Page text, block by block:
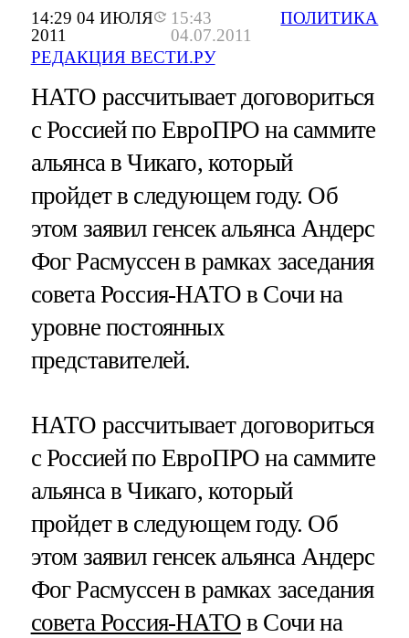
14:29 04 ИЮЛЯ
2011
15:43
04.07.2011
РЕДАКЦИЯ ВЕСТИ.РУ
ПОЛИТИКА
НАТО рассчитывает договориться
с Россией по ЕвроПРО на саммите
альянса в Чикаго, который
пройдет в следующем году. Об
этом заявил генсек альянса Андерс
Фог Расмуссен в рамках заседания
совета Россия-НАТО в Сочи на
уровне постоянных
представителей.
НАТО рассчитывает договориться
с Россией по ЕвроПРО на саммите
альянса в Чикаго, который
пройдет в следующем году. Об
этом заявил генсек альянса Андерс
Фог Расмуссен в рамках заседания
совета Россия-НАТОв Сочи на